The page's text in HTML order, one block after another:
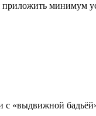
приложить минимум
с «выдвижной